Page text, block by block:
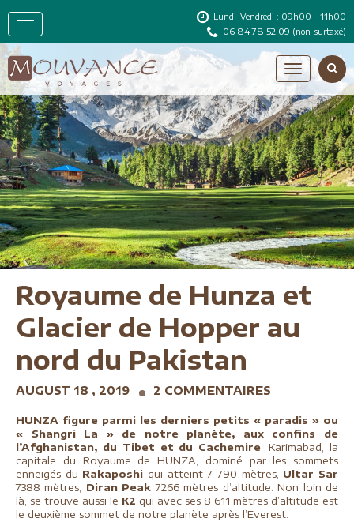
Lundi-Vendredi : 09h00 - 11h00
06 84 78 52 09 (non-surtaxé)
Royaume de Hunza et
Glacier de Hopper au
nord du Pakistan
AUGUST 18 , 2019 2 COMMENTAIRES
HUNZA figure parmi les derniers petits « paradis » ou
« Shangri La » de notre planète, aux confins de
l’Afghanistan, du Tibet et du Cachemire. Karimabad, la
capitale du Royaume de HUNZA, dominé par les sommets
enneigés du Rakaposhi qui atteint 7 790 mètres, Ultar Sar
7388 mètres, Diran Peak 7266 mètres d’altitude. Non loin de
là, se trouve aussi le K2 qui avec ses 8 611 mètres d’altitude est
le deuxième sommet de notre planète après l’Everest.